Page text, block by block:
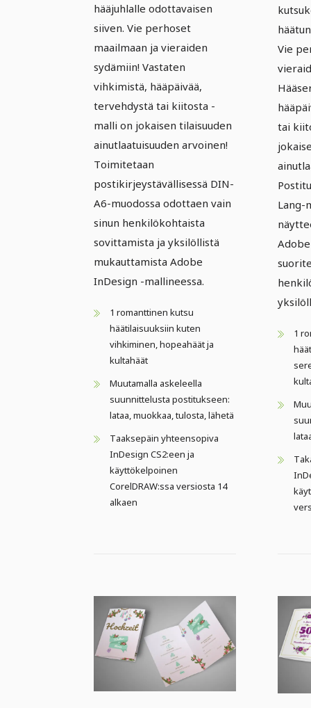
hääjuhlalle odottavaisen
siiven. Vie perhoset
maailmaan ja vieraiden
sydämiin! Vastaten
vihkimistä, hääpäivää,
tervehdystä tai kiitosta -
malli on jokaisen tilaisuuden
ainutlaatuisuuden arvoinen!
Toimitetaan
postikirjeystävällisessä DIN-
A6-muodossa odottaen vain
sinun henkilökohtaista
sovittamista ja yksilöllistä
mukauttamista Adobe
InDesign -mallineessa.
1 romanttinen kutsu
häätilaisuuksiin kuten
vihkiminen, hopeahäät ja
kultahäät
Muutamalla askeleella
suunnittelusta postitukseen:
lataa, muokkaa, tulosta, lähetä
Taaksepäin yhteensopiva
InDesign CS2:een ja
käyttökelpoinen
CorelDRAW:ssa versiosta 14
alkaen
Vie
tai
Lang-
1